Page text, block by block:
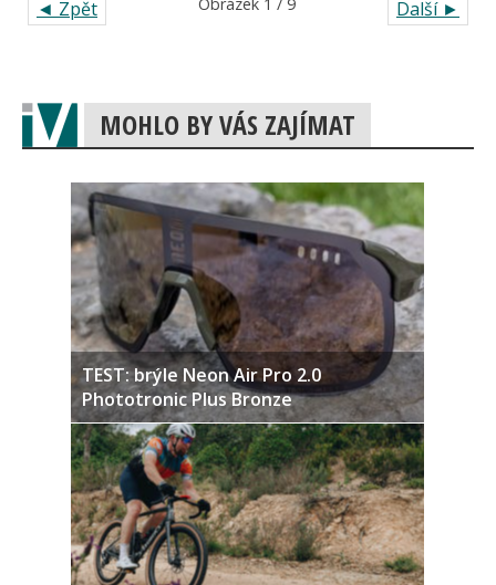
◄ Zpět Další ►
MOHLO BY VÁS ZAJÍMAT
TEST: brýle Neon Air Pro 2.0
Phototronic Plus Bronze